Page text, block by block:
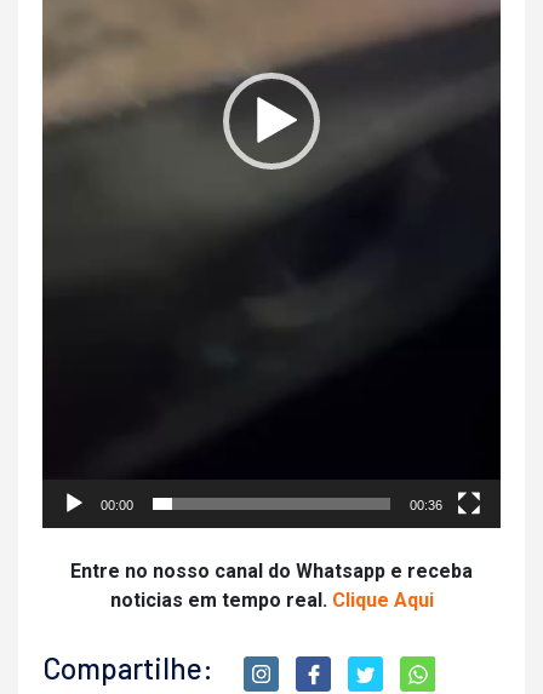
00:00 00:36
Entre no nosso canal do Whatsapp e receba
noticias em tempo real. Clique Aqui
Compartilhe: